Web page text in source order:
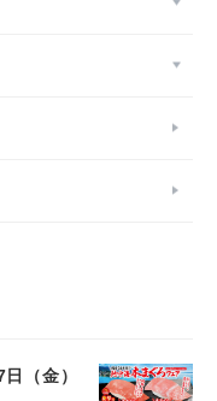
（金）